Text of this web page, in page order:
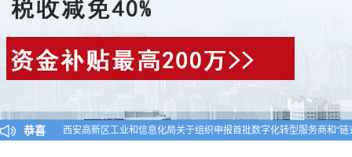
恭喜
西安高新区工业和信息化局关于组织申报首批数字化转型服务商和“